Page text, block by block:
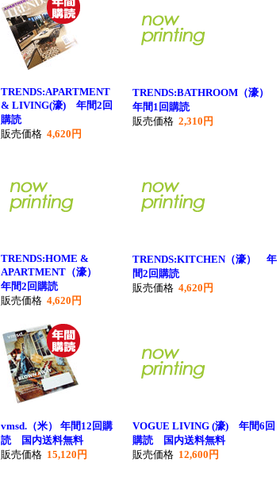
TRENDS:APARTMENT
& LIVING(濠) 年間2回
購読
販売価格 4,620円
TRENDS:BATHROOM（濠）
年間1回購読
販売価格 2,310円
TRENDS:HOME &
APARTMENT（濠）
年間2回購読
販売価格 4,620円
TRENDS:KITCHEN（濠） 年
間2回購読
販売価格 4,620円
vmsd.（米） 年間12回購
読 国内送料無料
販売価格 15,120円
VOGUE LIVING (濠) 年間6回
購読 国内送料無料
販売価格 12,600円